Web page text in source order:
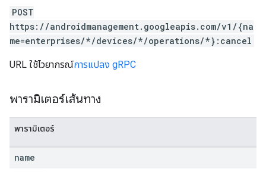
POST
https://androidmanagement.googleapis.com/v1/{na
me=enterprises/*/devices/*/operations/*}:cancel
URL ใช้ไวยากรณ์การแปลง gRPC
พารามิเตอร์เส้นทาง
พารามิเตอร์
name